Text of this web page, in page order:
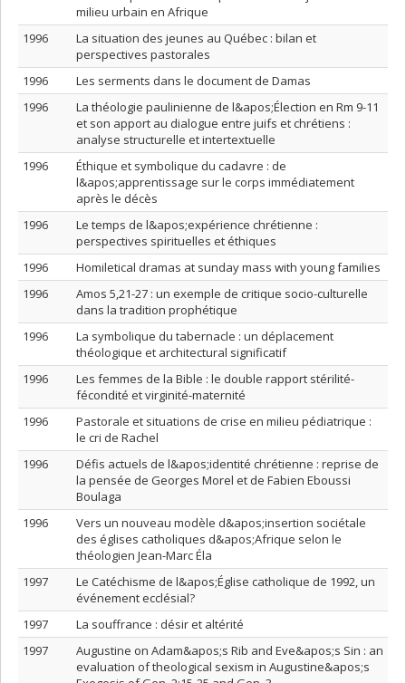
milieu urbain en Afrique
1996
La situation des jeunes au Québec : bilan et
perspectives pastorales
1996
Les serments dans le document de Damas
1996
La théologie paulinienne de l&apos;Élection en Rm 9-11
et son apport au dialogue entre juifs et chrétiens :
analyse structurelle et intertextuelle
1996
Éthique et symbolique du cadavre : de
l&apos;apprentissage sur le corps immédiatement
après le décès
1996
Le temps de l&apos;expérience chrétienne :
perspectives spirituelles et éthiques
1996
Homiletical dramas at sunday mass with young families
1996
Amos 5,21-27 : un exemple de critique socio-culturelle
dans la tradition prophétique
1996
La symbolique du tabernacle : un déplacement
théologique et architectural significatif
1996
Les femmes de la Bible : le double rapport stérilité-
fécondité et virginité-maternité
1996
Pastorale et situations de crise en milieu pédiatrique :
le cri de Rachel
1996
Défis actuels de l&apos;identité chrétienne : reprise de
la pensée de Georges Morel et de Fabien Eboussi
Boulaga
1996
Vers un nouveau modèle d&apos;insertion sociétale
des églises catholiques d&apos;Afrique selon le
théologien Jean-Marc Éla
1997
Le Catéchisme de l&apos;Église catholique de 1992, un
événement ecclésial?
1997
La souffrance : désir et altérité
1997
Augustine on Adam&apos;s Rib and Eve&apos;s Sin : an
evaluation of theological sexism in Augustine&apos;s